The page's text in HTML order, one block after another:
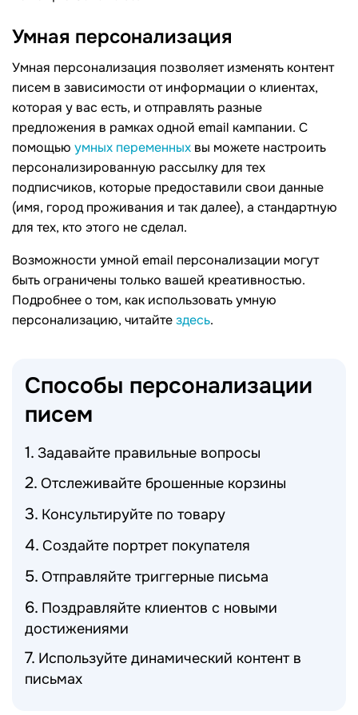
Умная персонализация
Умная персонализация позволяет изменять контент
писем в зависимости от информации о клиентах,
которая у вас есть, и отправлять разные
предложения в рамках одной email кампании. С
помощью умных переменных вы можете настроить
персонализированную рассылку для тех
подписчиков, которые предоставили свои данные
(имя, город проживания и так далее), а стандартную
для тех, кто этого не сделал.
Возможности умной email персонализации могут
быть ограничены только вашей креативностью.
Подробнее о том, как использовать умную
персонализацию, читайтездесь.
Способы персонализации
писем
Задавайте правильные вопросы
Отслеживайте брошенные корзины
Консультируйте по товару
Создайте портрет покупателя
Отправляйте триггерные письма
Поздравляйте клиентов с новыми
достижениями
Используйте динамический контент в
письмах